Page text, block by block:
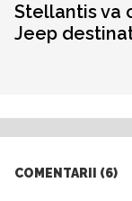
Stellantis va
Jeep
COMENTARII (6)